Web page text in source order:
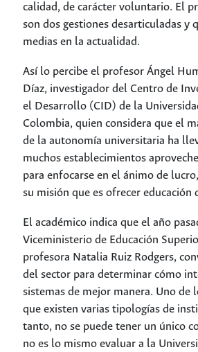
calidad, de carácter voluntario. El
son dos gestiones desarticuladas y
medias en la actualidad.
Así lo percibe el profesor Ángel
Díaz, investigador del Centro de
el Desarrollo (CID) de la
Colombia, quien considera que el
de la autonomía universitaria ha
muchos establecimientos
para enfocarse en el ánimo de
su misión que es ofrecer educación
El académico indica que el año
Viceministerio de Educación
profesora Natalia Ruiz Rodgers,
del sector para determinar cómo
sistemas de mejor manera. Uno de
que existen varias tipologías de
tanto, no se puede tener un único
no es lo mismo evaluar a la